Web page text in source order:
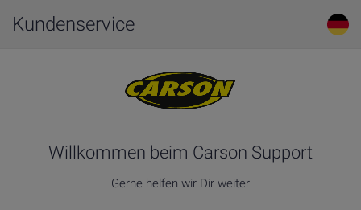
Kundenservice
Willkommen beim Carson Support
Gerne helfen wir Dir weiter